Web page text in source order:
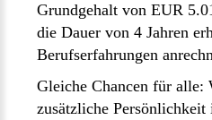
Grundgehalt von EUR
die Dauer von 4 Jahren
Berufserfahrungen
Gleiche Chancen für alle:
zusätzliche Persönlichkeit